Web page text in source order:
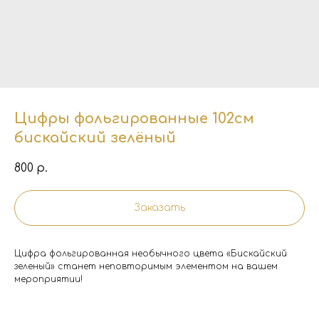
Цифры фольгированные 102см
бискайский зелёный
800 р.
Заказать
Цифра фольгированная необычного цвета «Бискайский
зеленый» станет неповторимым элементом на вашем
мероприятии!